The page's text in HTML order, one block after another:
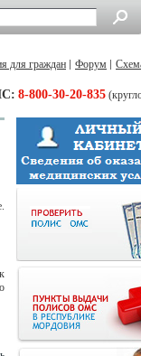
для граждан Форум
8-800-30-20-835